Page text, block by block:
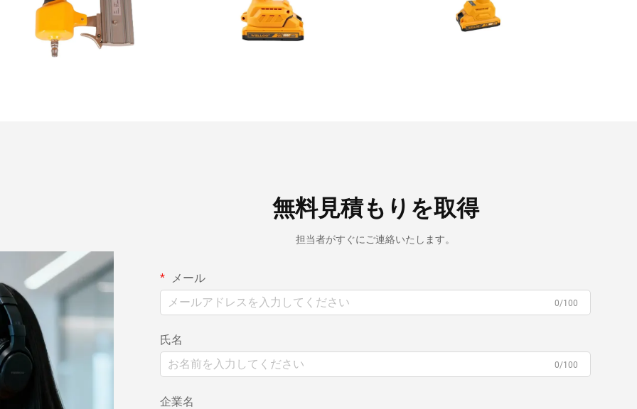
無料見積もりを取得
担当者がすぐにご連絡いたします。
メール
0/100
氏名
0/100
企業名